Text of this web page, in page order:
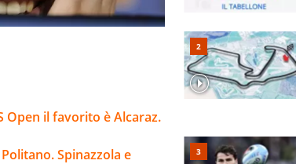
Open il favorito è Alcaraz.
Spinazzola e